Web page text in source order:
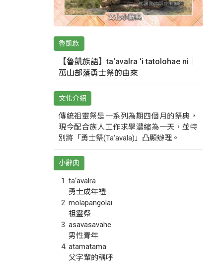
魯凱族
【魯凱族語】ta‘avalra ‘i tatolohae ni｜
萬山部落勇士祭的由來
文化介紹
傳統祖靈祭是一系列為期四個月的祭典，
現今配合族人工作求學濃縮為一天，並特
別將「勇士祭(Ta‘avala)」凸顯辦理。
小辭典
ta‘avalra
勇士成年禮
molapangolai
祖靈祭
asavasavahe
男性青年
atamatama
父字輩的稱呼